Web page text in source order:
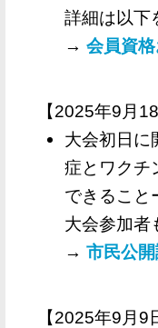
詳細は以下
→ 会員資
【2025年9月
大会初日に
症とワクチ
できること
大会参加者
→ 市民公
【2025年9月9